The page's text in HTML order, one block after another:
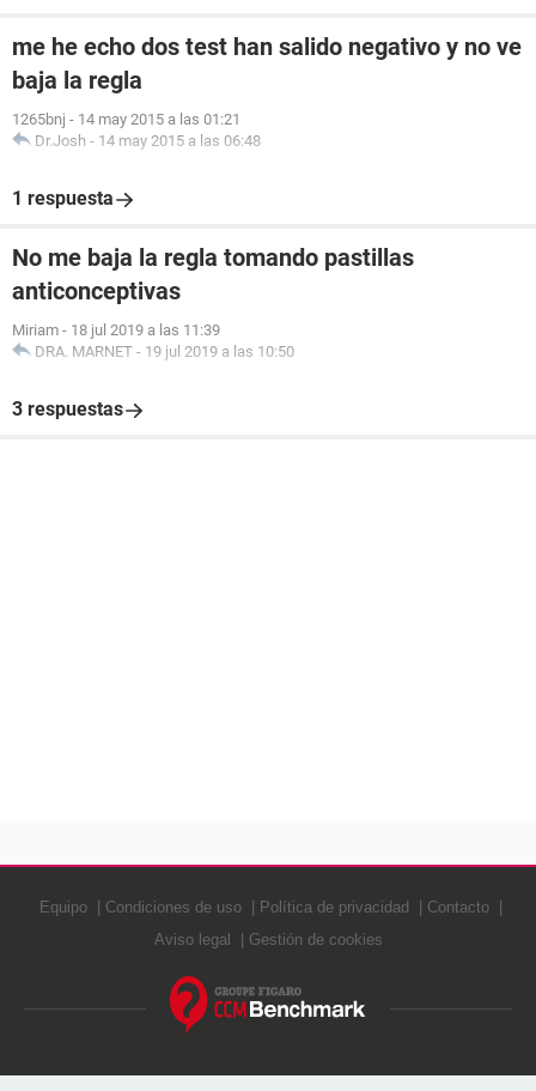
me he echo dos test han salido negativo y no ve
baja la regla
1265bnj - 14 may 2015 a las 01:21
Dr.Josh - 14 may 2015 a las 06:48
1 respuesta
No me baja la regla tomando pastillas
anticonceptivas
Miriam - 18 jul 2019 a las 11:39
DRA. MARNET - 19 jul 2019 a las 10:50
3 respuestas
Equipo Condiciones de uso Política de privacidad
Contacto
Aviso legal
Gestión de cookies